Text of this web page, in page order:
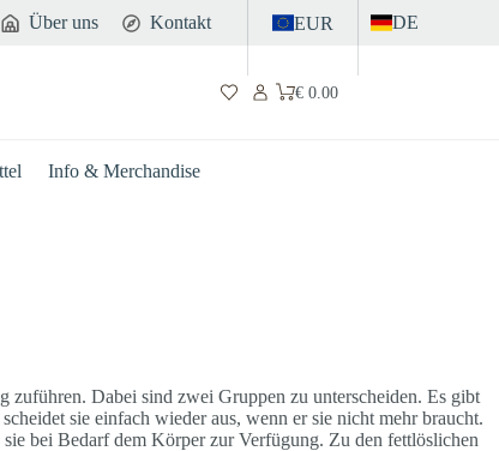
Über uns Kontakt EUR DE
Warenkorb
€0.00
Info & Merchandise
zuführen. Dabei sind zwei Gruppen zu unterscheiden. Es gibt
sie einfach wieder aus, wenn er sie nicht mehr braucht.
bei Bedarf dem Körper zur Verfügung. Zu den fettlöslichen